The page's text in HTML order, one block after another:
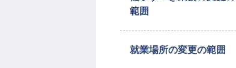
範囲
就業場所の変更の範囲